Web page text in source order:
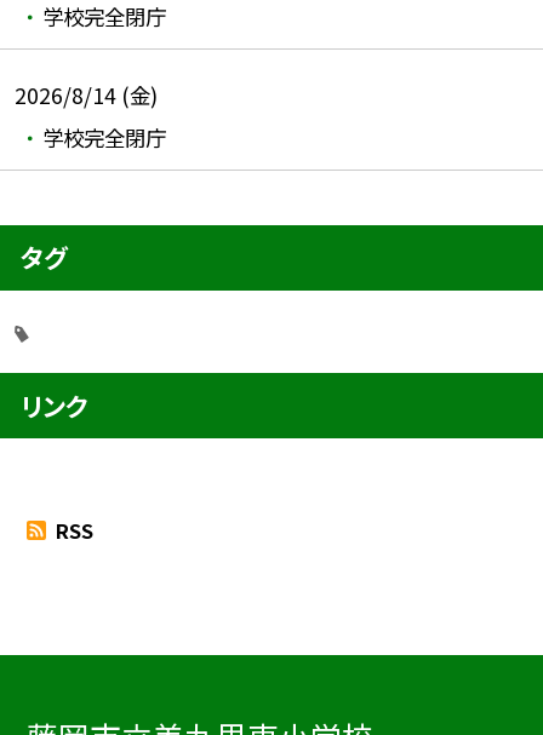
学校完全閉庁
2026/8/14 (金)
学校完全閉庁
タグ
リンク
RSS